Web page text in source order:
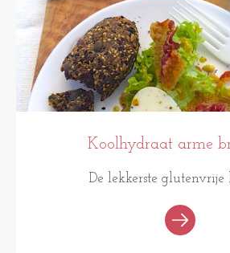
Koolhydraat arme
De lekkerste glutenvrije